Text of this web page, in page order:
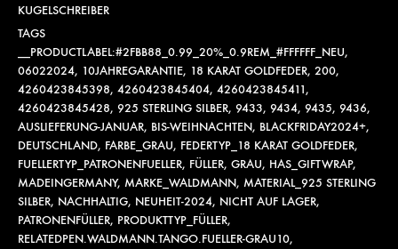
KUGELSCHREIBER
TAGS
__PRODUCTLABEL:#2FBB88_0.99_20%_0.9REM_#FFFFFF_NEU,
06022024, 10JAHREGARANTIE, 18 KARAT GOLDFEDER, 200,
4260423845398, 4260423845404, 4260423845411,
4260423845428, 925 STERLING SILBER, 9433, 9434, 9435, 9436,
AUSLIEFERUNG-JANUAR, BIS-WEIHNACHTEN, BLACKFRIDAY2024+,
DEUTSCHLAND, FARBE_GRAU, FEDERTYP_18 KARAT GOLDFEDER,
FUELLERTYP_PATRONENFUELLER, FÜLLER, GRAU, HAS_GIFTWRAP,
MADEINGERMANY, MARKE_WALDMANN, MATERIAL_925 STERLING
SILBER, NACHHALTIG, NEUHEIT-2024, NICHT AUF LAGER,
PATRONENFÜLLER, PRODUKTTYP_FÜLLER,
RELATEDPEN.WALDMANN.TANGO.FUELLER-GRAU10,